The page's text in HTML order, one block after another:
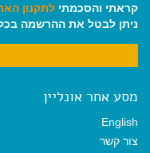
קראתי והסכמתי לתקנון
ניתן לבטל את ההרשמה
מסע אחר אונליין
English
צור קשר